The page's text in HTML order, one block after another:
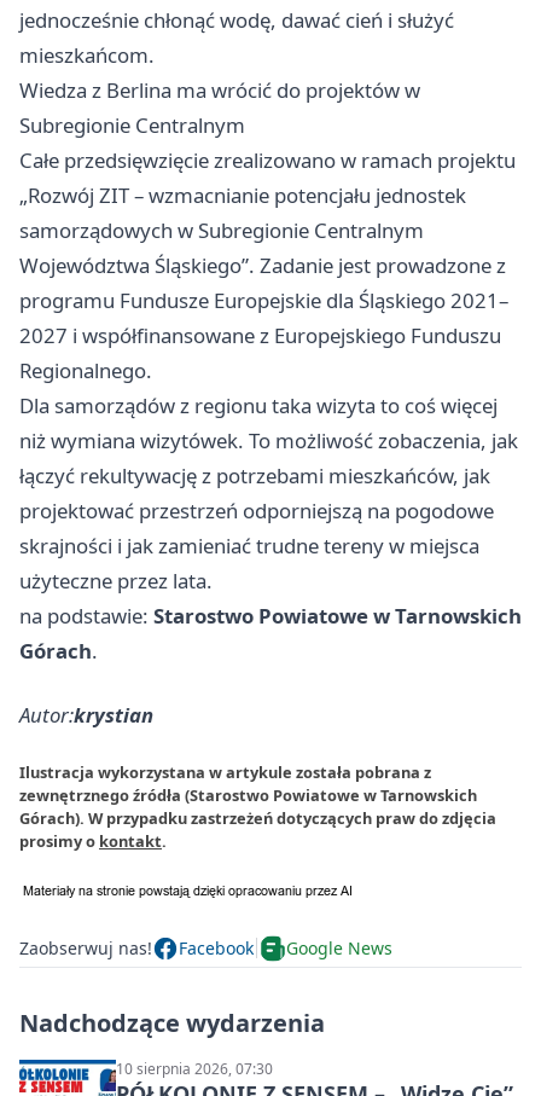
jednocześnie chłonąć wodę, dawać cień i służyć
mieszkańcom.
Wiedza z Berlina ma wrócić do projektów w
Subregionie Centralnym
Całe przedsięwzięcie zrealizowano w ramach projektu
„Rozwój ZIT – wzmacnianie potencjału jednostek
samorządowych w Subregionie Centralnym
Województwa Śląskiego”. Zadanie jest prowadzone z
programu Fundusze Europejskie dla Śląskiego 2021–
2027 i współfinansowane z Europejskiego Funduszu
Regionalnego.
Dla samorządów z regionu taka wizyta to coś więcej
niż wymiana wizytówek. To możliwość zobaczenia, jak
łączyć rekultywację z potrzebami mieszkańców, jak
projektować przestrzeń odporniejszą na pogodowe
skrajności i jak zamieniać trudne tereny w miejsca
użyteczne przez lata.
na podstawie: Starostwo Powiatowe w Tarnowskich
Górach.
Autor:krystian
Ilustracja wykorzystana w artykule została pobrana z
zewnętrznego źródła (Starostwo Powiatowe w Tarnowskich
Górach). W przypadku zastrzeżeń dotyczących praw do zdjęcia
prosimy o kontakt.
Zaobserwuj nas! Facebook Google News
Nadchodzące wydarzenia
10 sierpnia 2026, 07:30